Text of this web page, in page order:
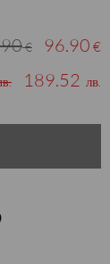
€ 96.90 €
189.52 лв.